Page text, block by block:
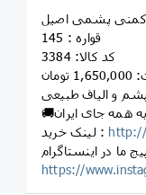
پشمی اصیل
قواره : 145
کد کالا: 3384
و الیاف طبیعی
لینک خرید : http://
https://